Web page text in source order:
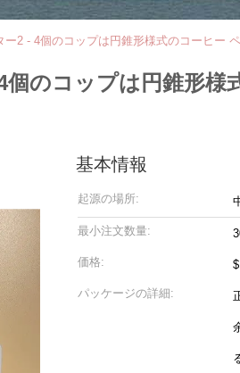
2 - 4個のコップは円錐形様式のコーヒー
のコップは円錐形
基本情報
起源の場所:
最小注文数量:
価格:
パッケージの詳細: